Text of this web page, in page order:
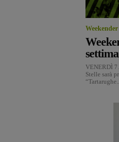
Weekender
VENERDÌ 7
Stelle sarà